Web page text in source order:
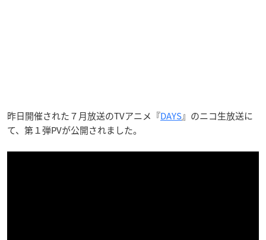
昨日開催された７月放送のTVアニメ『DAYS』のニコ生放送に
て、第１弾PVが公開されました。